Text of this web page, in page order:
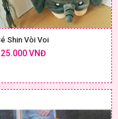
Shin Vòi Voi
VNĐ